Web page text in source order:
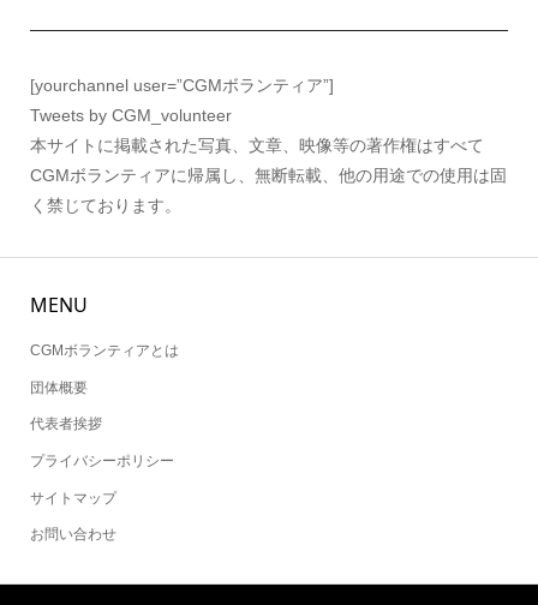
[yourchannel user=”CGMボランティア”]
Tweets by CGM_volunteer
本サイトに掲載された写真、文章、映像等の著作権はすべて
CGMボランティアに帰属し、無断転載、他の用途での使用は固
く禁じております。
MENU
CGMボランティアとは
団体概要
代表者挨拶
プライバシーポリシー
サイトマップ
お問い合わせ